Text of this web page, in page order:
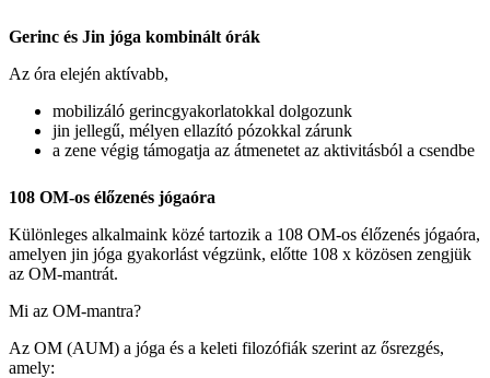
Gerinc és Jin jóga kombinált órák
Az óra elején aktívabb,
mobilizáló gerincgyakorlatokkal dolgozunk
jin jellegű, mélyen ellazító pózokkal zárunk
a zene végig támogatja az átmenetet az aktivitásból a csendbe
108 OM-os élőzenés jógaóra
Különleges alkalmaink közé tartozik a 108 OM-os élőzenés jógaóra,
amelyen jin jóga gyakorlást végzünk, előtte 108 x közösen zengjük
az OM-mantrát.
Mi az OM-mantra?
Az OM (AUM) a jóga és a keleti filozófiák szerint az ősrezgés,
amely: